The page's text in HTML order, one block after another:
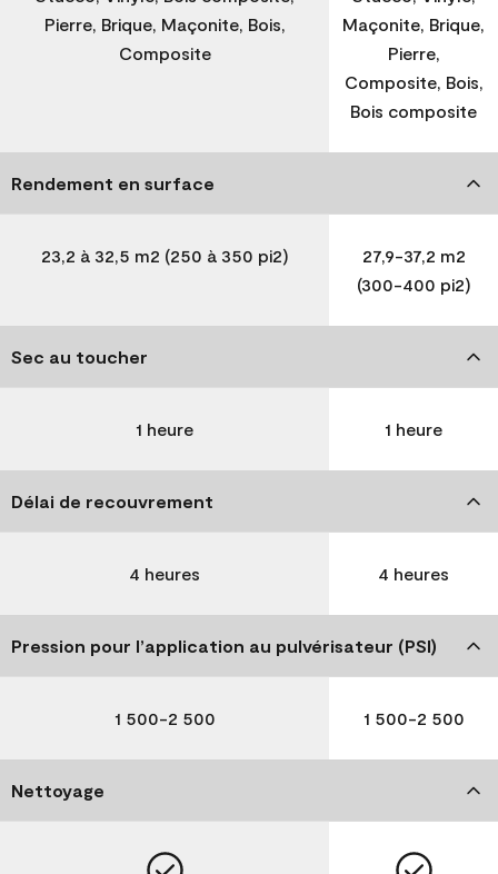
Pierre, Brique, Maçonite, Bois,
Composite
Maçonite, Brique,
Pierre,
Composite, Bois,
Bois composite
Rendement en surface
23,2 à 32,5 m2 (250 à 350 pi2)
27,9-37,2 m2
(300-400 pi2)
Sec au toucher
1 heure 1 heure
Délai de recouvrement
4 heures 4 heures
Pression pour l’application au pulvérisateur (PSI)
1 500-2 500 1 500-2 500
Nettoyage